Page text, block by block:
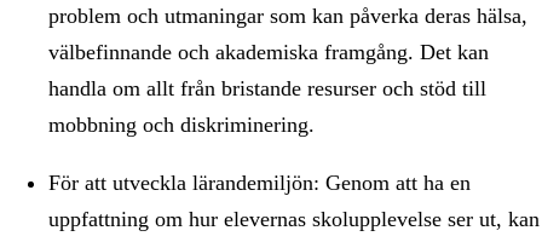
problem och utmaningar som kan påverka deras hälsa,
välbefinnande och akademiska framgång. Det kan
handla om allt från bristande resurser och stöd till
mobbning och diskriminering.
För att utveckla lärandemiljön: Genom att ha en
uppfattning om hur elevernas skolupplevelse ser ut, kan